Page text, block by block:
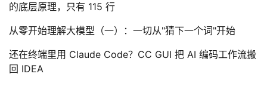
的底层原理，只有 115 行
从零开始理解大模型（一）：一切从"猜下一个词"开始
还在终端里用 Claude Code？CC GUI 把 AI 编码工作流搬
回 IDEA